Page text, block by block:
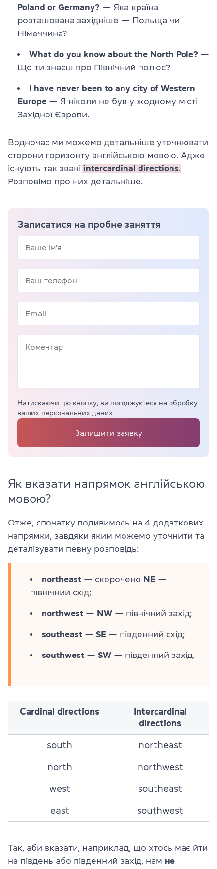
Poland or Germany? — Яка країна
розташована західніше — Польща чи
Німеччина?
What do you know about the North Pole? —
Що ти знаєш про Північний полюс?
I have never been to any city of Western
Europe — Я ніколи не був у жодному місті
Західної Європи.
Водночас ми можемо детальніше уточнювати
сторони горизонту англійською мовою. Адже
існують так звані intercardinal directions.
Розповімо про них детальніше.
Записатися на пробне заняття
Натискаючи цю кнопку, ви погоджуєтеся на обробку
ваших персональних даних.
Залишити заявку
Як вказати напрямок англійською
мовою?
Отже, спочатку подивимось на 4 додаткових
напрямки, завдяки яким можемо уточнити та
деталізувати певну розповідь:
northeast — скорочено NE —
північний схід;
northwest — NW — північний захід;
southeast — SE — південний схід;
southwest — SW — південний захід.
Cardinal directions
Intercardinal
directions
south northeast
north northwest
west southeast
east southwest
Так, аби вказати, наприклад, що хтось має йти
на південь або південний захід, нам не